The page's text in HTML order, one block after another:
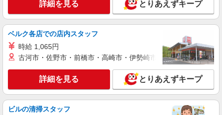
携帯販売スタッフ【au】
月給273200円 ※残業手当別途支給 ※研修期間
6か月・時給1550円〜 ★交通費別途支給（規定あ
り） ゜+゜・。○。・゜+゜・。○。・゜+゜ 入社
ンセンティブ支給(規定有) ゜・。○。・゜+゜・。
詳細を見る
株式会社シエロ
【au】の携帯販売スタッフ
詳細を見る とりあえずキープ
ベルク各店での店内スタッフ
時給 1,065円
古河市・佐野市・前橋市・高崎市・伊勢崎市・太田市・館林市
詳細を見る とりあえずキープ
ビルの清掃スタッフ